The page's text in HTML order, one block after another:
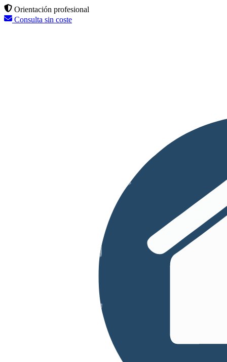
Orientación profesional
Consulta sin coste